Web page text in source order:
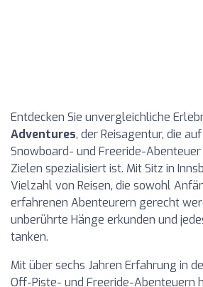
Entdecken Sie unvergleichliche
Adventures, der Reisagentur, die
Snowboard- und Freeride-
Zielen spezialisiert ist. Mit Sitz in
Vielzahl von Reisen, die sowohl
erfahrenen Abenteurern gerecht
unberührte Hänge erkunden und
tanken.
Mit über sechs Jahren Erfahrung in
Off-Piste- und Freeride-Abenteuern